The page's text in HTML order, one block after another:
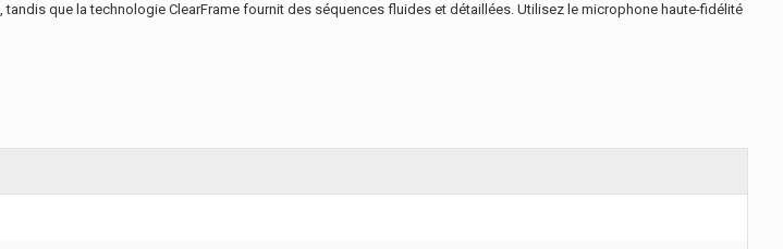
que la technologie ClearFrame fournit des séquences fluides et détaillées. Utilisez le microphone haute-fidélité